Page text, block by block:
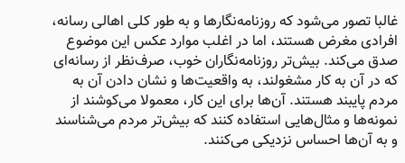
غالبا تصور می‌شود که روزنامه‌نگارها و به طور کلی اهالی رسانه،
افرادی مغرض هستند، اما در اغلب موارد عکس این موضوع
صدق می‌کند. بیش‌تر روزنامه‌نگاران خوب، صرف‌نظر از رسانه‌ای
که در آن به کار مشغولند، به واقعیت‌ها و نشان دادن آن به
مردم پایبند هستند. آن‌ها برای این کار، معمولا می‌کوشند از
نمونه‌ها و مثال‌هایی استفاده کنند که بیش‌تر مردم می‌شناسند
و به آن‌ها احساس نزدیکی می‌کنند.